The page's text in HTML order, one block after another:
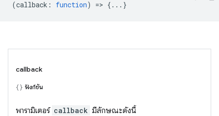
(callback : function) => {...}
callback
ฟังก์ชัน
พารามิเตอร์ callback มีลักษณะดังนี้